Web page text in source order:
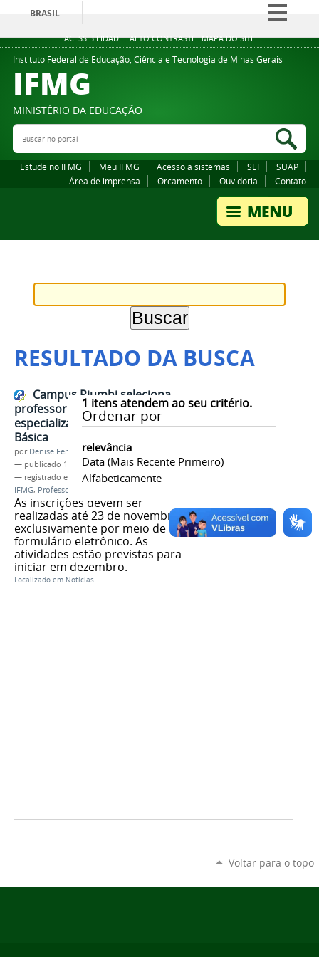
ACESSIBILIDADE ALTO CONTRASTE MAPA DO SITE
BRASIL
Simplifique!
Comunica BR
Legislação
Instituto Federal de Educação, Ciência e Tecnologia de Minas Gerais
IFMG
MINISTÉRIO DA EDUCAÇÃO
Buscar no portal
Estude no IFMG Meu IFMG Acesso a sistemas SEI
SUAP
Área de imprensa
Orcamento Ouvidoria Contato
RESULTADO DA BUSCA
1 itens atendem ao seu critério.
Ordenar por
relevância
Data (mais Recente Primeiro)
Alfabeticamente
Campus Piumhi seleciona
professor conteudista para
especialização em Educação
Básica
por Denise Ferreira dos Santos
— publicado 18/11/2025
— registrado em:
Campus Piumhi,Seleção no
IFMG, Professor conteudista
As inscrições devem ser
realizadas até 23 de novembro,
exclusivamente por meio de
formulário eletrônico. As
atividades estão previstas para
iniciar em dezembro.
Localizado em Notícias
Voltar para o topo